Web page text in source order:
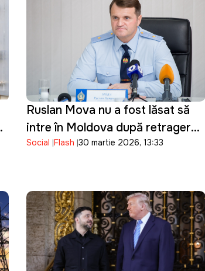
Ruslan Mova nu a fost lăsat să
intre în Moldova după retragerea
cetățeniei
Social Flash 30 martie 2026, 13:33